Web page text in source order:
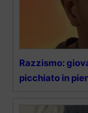
Razzismo:
picchiato in